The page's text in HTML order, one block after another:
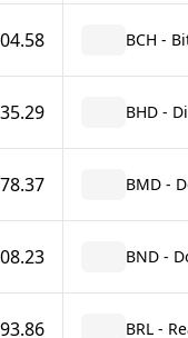
BCH -
BHD -
BMD -
BND -
BRL -